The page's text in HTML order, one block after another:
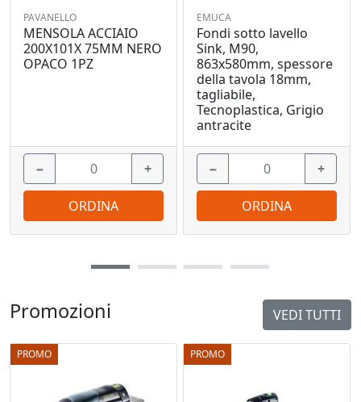
Promozioni VEDI TUTTI
PROMO PROMO
PAVANELLO
MENSOLA ACCIAIO
200X101X 75MM NERO
OPACO 1PZ
− +
ORDINA
EMUCA
Fondi sotto lavello
Sink, M90,
863x580mm, spessore
della tavola 18mm,
tagliabile,
Tecnoplastica, Grigio
antracite
− +
ORDINA